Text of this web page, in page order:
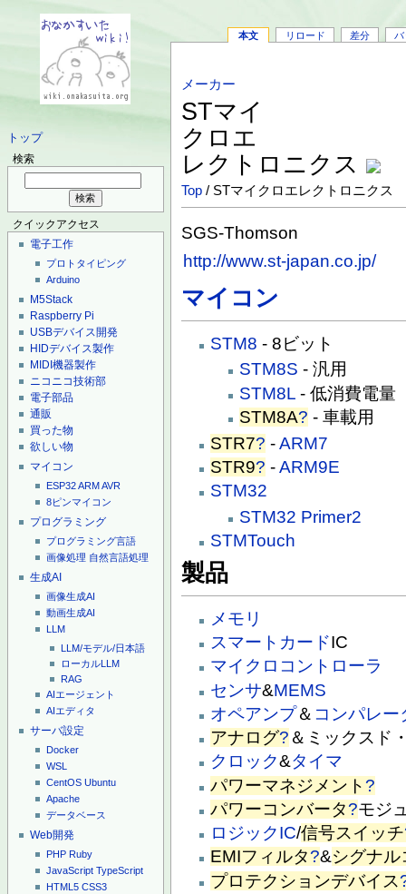
トップ
検索
クイックアクセス
電子工作
プロトタイピング
Arduino
M5Stack
Raspberry Pi
USBデバイス開発
HIDデバイス製作
MIDI機器製作
ニコニコ技術部
電子部品
通販
買った物
欲しい物
マイコン
ESP32ARMAVR
8ピンマイコン
プログラミング
プログラミング言語
画像処理 自然言語処理
生成AI
画像生成AI
動画生成AI
LLM
LLM/モデル/日本語
ローカルLLM
RAG
AIエージェント
AIエディタ
サーバ設定
Docker
WSL
CentOS Ubuntu
Apache
データベース
Web開発
PHP Ruby
JavaScript TypeScript
HTML5 CSS3
本文 リロード 差分 バ
メーカー
STマイ
クロエ
レクトロニクス
Top / STマイクロエレクトロニクス
SGS-Thomson
http://www.st-japan.co.jp/
マイコン
STM8 - 8ビット
STM8S - 汎用
STM8L - 低消費電量
STM8A? - 車載用
STR7? -ARM7
STR9? -ARM9E
STM32
STM32 Primer2
STMTouch
製品
メモリ
スマートカードIC
マイクロコントローラ
センサ&MEMS
オペアンプ＆ コンパレー
アナログ? ＆ミックスド
クロック&タイマ
パワーマネジメント ?
パワーコンバータ?モジ
ロジックIC/信号スイッチ
EMIフィルタ?&シグナ
プロテクションデバイス